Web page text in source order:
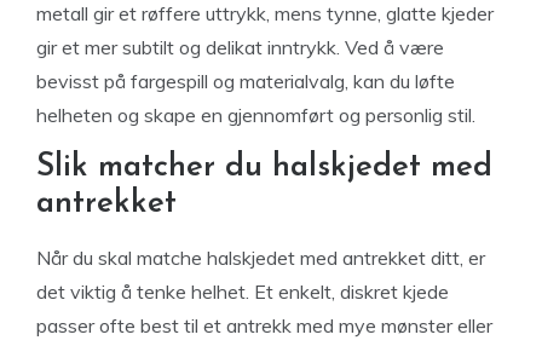
metall gir et røffere uttrykk, mens tynne, glatte kjeder
gir et mer subtilt og delikat inntrykk. Ved å være
bevisst på fargespill og materialvalg, kan du løfte
helheten og skape en gjennomført og personlig stil.
Slik matcher du halskjedet med
antrekket
Når du skal matche halskjedet med antrekket ditt, er
det viktig å tenke helhet. Et enkelt, diskret kjede
passer ofte best til et antrekk med mye mønster eller